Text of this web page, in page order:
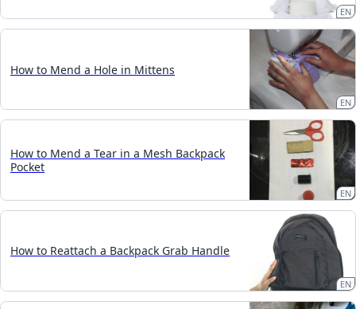
EN
How to Mend a Hole in Mittens
EN
How to Mend a Tear in a Mesh Backpack
Pocket
EN
How to Reattach a Backpack Grab Handle
EN